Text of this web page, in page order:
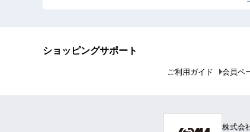
ショッピングサポート
ご利用ガイド 会員ペ
株式会